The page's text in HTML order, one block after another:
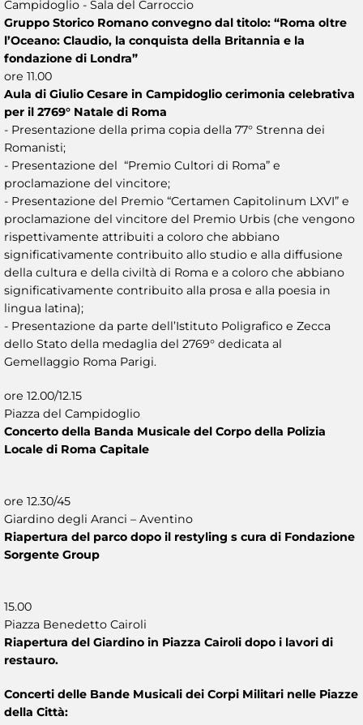
Campidoglio - Sala del Carroccio
Gruppo Storico Romano convegno dal titolo: “Roma oltre
l’Oceano: Claudio, la conquista della Britannia e la
fondazione di Londra”
ore 11.00
Aula di Giulio Cesare in Campidoglio cerimonia celebrativa
per il 2769° Natale di Roma
- Presentazione della prima copia della 77° Strenna dei
Romanisti;
- Presentazione del “Premio Cultori di Roma” e
proclamazione del vincitore;
- Presentazione del Premio “Certamen Capitolinum LXVI” e
proclamazione del vincitore del Premio Urbis (che vengono
rispettivamente attribuiti a coloro che abbiano
significativamente contribuito allo studio e alla diffusione
della cultura e della civiltà di Roma e a coloro che abbiano
significativamente contribuito alla prosa e alla poesia in
lingua latina);
- Presentazione da parte dell’Istituto Poligrafico e Zecca
dello Stato della medaglia del 2769° dedicata al
Gemellaggio Roma Parigi.
ore 12.00/12.15
Piazza del Campidoglio
Concerto della Banda Musicale del Corpo della Polizia
Locale di Roma Capitale
ore 12.30/45
Giardino degli Aranci – Aventino
Riapertura del parco dopo il restyling s cura di Fondazione
Sorgente Group
15.00
Piazza Benedetto Cairoli
Riapertura del Giardino in Piazza Cairoli dopo i lavori di
restauro.
Concerti delle Bande Musicali dei Corpi Militari nelle Piazze
della Città: